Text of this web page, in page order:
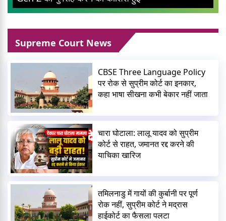
Supreme Court News
CBSE Three Language Policy
पर रोक से सुप्रीम कोर्ट का इनकार,
कहा भाषा सीखना कभी बेकार नहीं जाता
चारा घोटाला: लालू यादव को सुप्रीम
कोर्ट से राहत, जमानत रद्द करने की
याचिका खारिज
तमिलनाडु में गायों की कुर्बानी पर पूर्ण
रोक नहीं, सुप्रीम कोर्ट ने मद्रास
हाईकोर्ट का फैसला पलटा